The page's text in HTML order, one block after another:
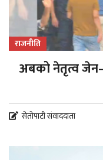
राजनीति
अबको नेतृत्व
सेतोपाटी संवाददाता